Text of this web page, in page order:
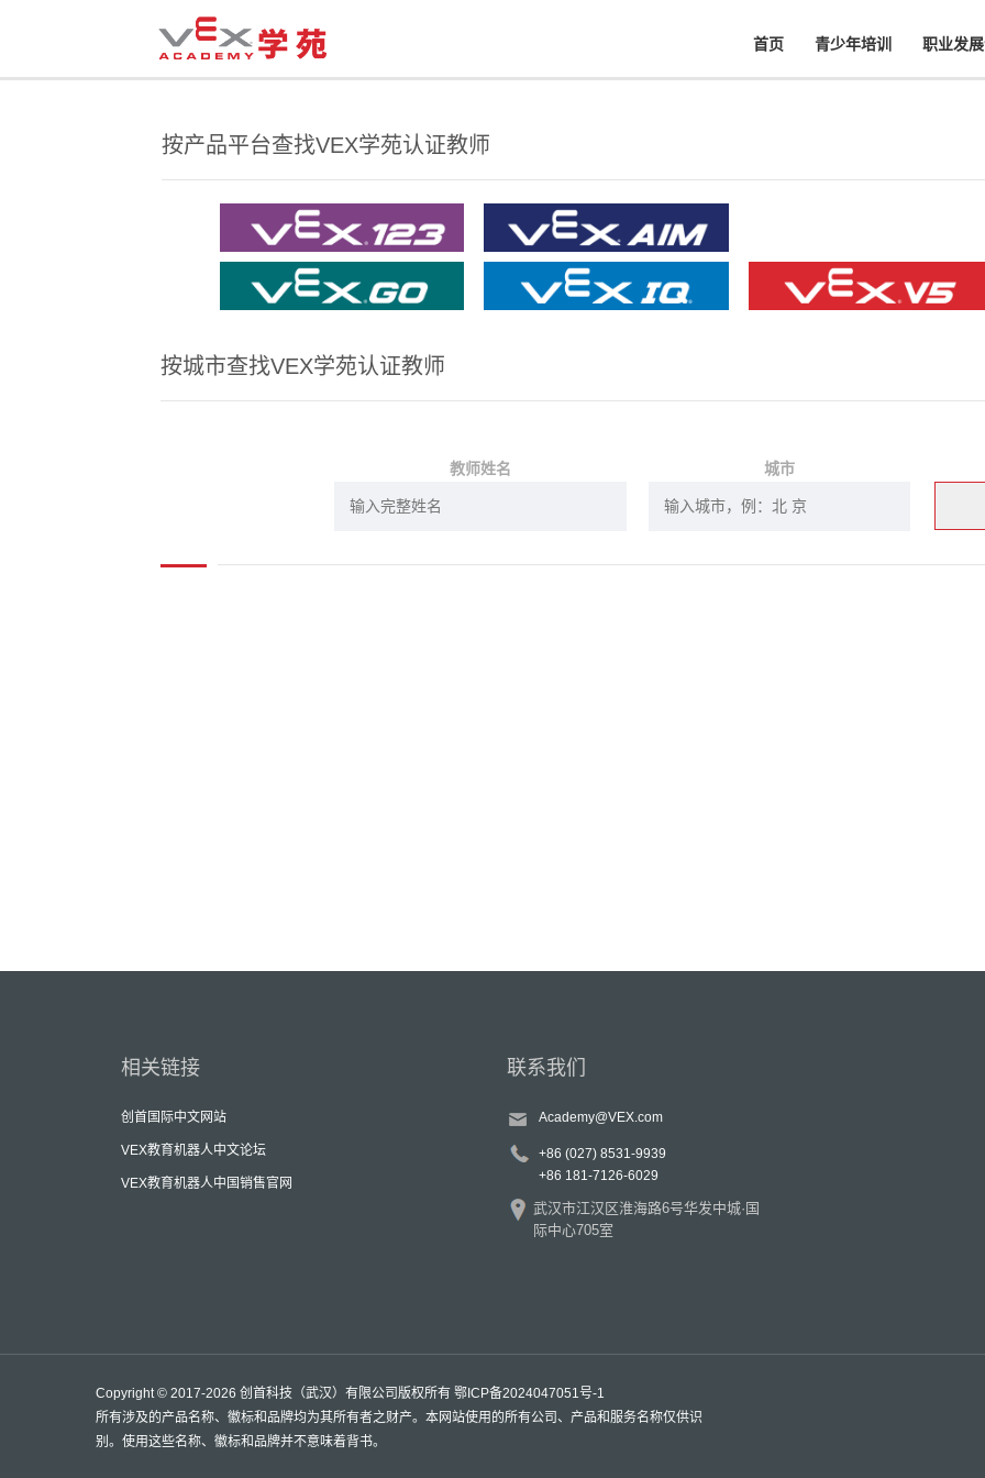
首页 青少年培训 职业发
按产品平台查找VEX学苑认证教师
按城市查找VEX学苑认证教师
教师姓名 城市
相关链接
创首国际中文网站
VEX教育机器人中文论坛
VEX教育机器人中国销售官网
联系我们
Academy@VEX.com
+86 (027) 8531-9939
+86 181-7126-6029
武汉市江汉区淮海路6号华发中城·国
际中心705室
Copyright © 2017-2026 创首科技（武汉）有限公司版权所有 鄂ICP备2024047051号-1
所有涉及的产品名称、徽标和品牌均为其所有者之财产。本网站使用的所有公司、产品和服务名称仅供识
别。使用这些名称、徽标和品牌并不意味着背书。